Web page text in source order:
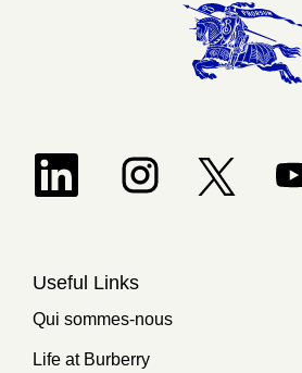
S’ouvre dans un nouvel onglet.
S’ouvre dans un nouvel
S’ouvre
Useful Links
Qui sommes-nous
Life at Burberry